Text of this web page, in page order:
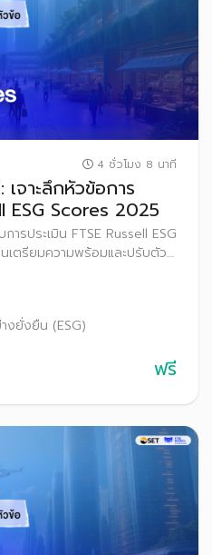
4 ชั่วโมง 8 นาที
จาะลึกหัวข้อการ
ESG Scores 2025
ารประเมิน FTSE Russell ESG
เตรียมความพร้อมและปรับตัว
เป็นต้นไป
งยั่งยืน (ESG)
ฟรี